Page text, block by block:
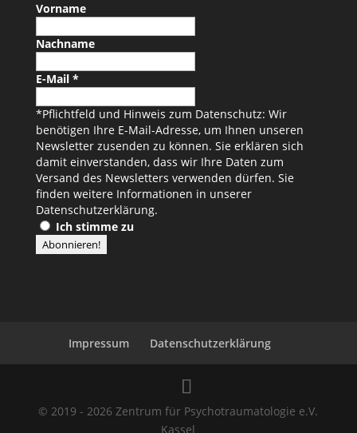
Vorname
Nachname
E-Mail *
*Pflichtfeld und Hinweis zum Datenschutz: Wir
benötigen Ihre E-Mail-Adresse, um Ihnen unseren
Newsletter zusenden zu können. Sie erklären sich
damit einverstanden, dass wir Ihre Daten zum
Versand des Newsletters verwenden dürfen. Sie
finden weitere Informationen in unserer
Datenschutzerklärung.
Ich stimme zu
Impressum Datenschutzerklärung
© 2019 - 2026 Zentrum für Psychotraumatologie e.V.
Kassel